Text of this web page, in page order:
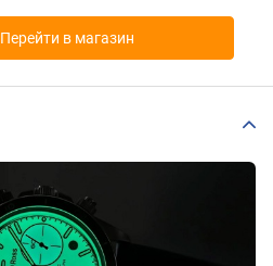
Перейти в магазин